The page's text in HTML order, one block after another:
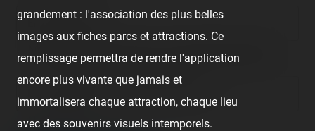
afin de pouvoir gérer votre propre commentaire ultérieurement.
Champ facultatif
grandement : l'association des plus belles
images aux fiches parcs et attractions. Ce
remplissage permettra de rendre l'application
encore plus vivante que jamais et
immortalisera chaque attraction, chaque lieu
avec des souvenirs visuels intemporels.